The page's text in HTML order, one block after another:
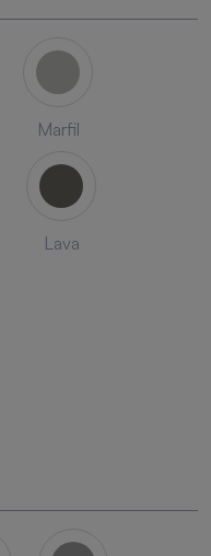
Marfil
Lava